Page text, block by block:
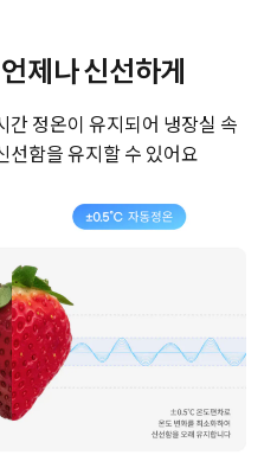
제나 신선하게
정온이 유지되어 냉장실 속
선함을 유지할 수 있어요